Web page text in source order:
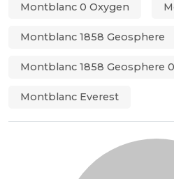
Montblanc 0 Oxygen
Montblanc 1858 Geosphere
Montblanc 1858 Geosphere
Montblanc Everest